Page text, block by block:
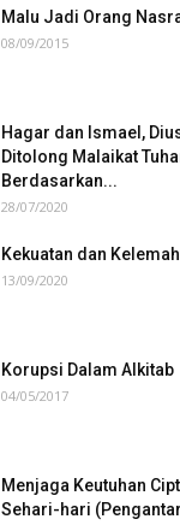
Malu Jadi Orang
08/09/2015
Hagar dan Ismael,
Ditolong Malaikat
Berdasarkan...
28/07/2020
Kekuatan dan
13/09/2020
Korupsi Dalam Alkitab
04/05/2017
Menjaga Keutuhan
Sehari-hari